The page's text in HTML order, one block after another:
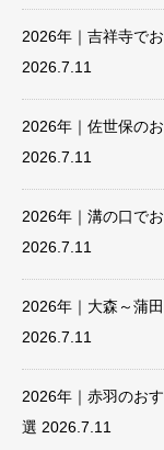
2026年｜吉祥寺で
2026.7.11
2026年｜佐世保の
2026.7.11
2026年｜溝の口で
2026.7.11
2026年｜大森～蒲
2026.7.11
2026年｜赤羽のお
選 2026.7.11